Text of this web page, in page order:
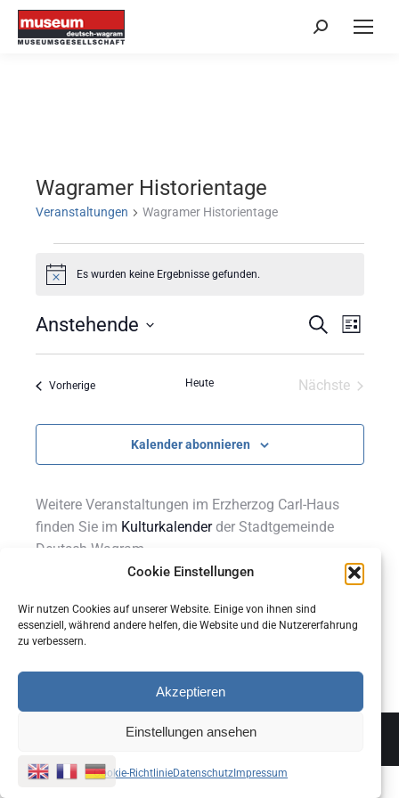
Cookie Einstellungen
Wir nutzen Cookies auf unserer Website. Einige von ihnen sind
essenziell, während andere helfen, die Website und die Nutzererfahrung
zu verbessern.
Akzeptieren
Einstellungen ansehen
Cookie-RichtlinieDatenschutz Impressum
Search:
Wagramer Historientage
Veranstaltungen Wagramer Historientage
Veranstaltungen
HinweisEs wurden keine Ergebnisse gefunden.
Suche
und
Suche
Liste
Anstehende
Datum
VorherigeVeranstaltungen Heute
Nächste
Kalender abonnieren
Weitere Veranstaltungen im Erzherzog Carl-Haus
finden Sie im Kulturkalenderder Stadtgemeinde
Deutsch-Wagram.
© 2026 - Alle Rechte vorbehalten.